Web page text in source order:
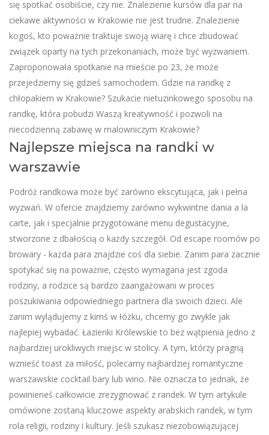
się spotkać osobiście, czy nie. Znalezienie kursów dla par na
ciekawe aktywności w Krakowie nie jest trudne. Znalezienie
kogoś, kto poważnie traktuje swoją wiarę i chce zbudować
związek oparty na tych przekonaniach, może być wyzwaniem.
Zaproponowała spotkanie na mieście po 23, że może
przejedziemy się gdzieś samochodem. Gdzie na randkę z
chłopakiem w Krakowie? Szukacie nietuzinkowego sposobu na
randkę, która pobudzi Waszą kreatywność i pozwoli na
niecodzienną zabawę w malowniczym Krakowie?
Najlepsze miejsca na randki w
warszawie
Podróż randkowa może być zarówno ekscytująca, jak i pełna
wyzwań. W ofercie znajdziemy zarówno wykwintne dania a la
carte, jak i specjalnie przygotowane menu degustacyjne,
stworzone z dbałością o każdy szczegół. Od escape roomów po
browary - każda para znajdzie coś dla siebie. Zanim para zacznie
spotykać się na poważnie, często wymagana jest zgoda
rodziny, a rodzice są bardzo zaangażowani w proces
poszukiwania odpowiedniego partnera dla swoich dzieci. Ale
zanim wylądujemy z kimś w łóżku, chcemy go zwykle jak
najlepiej wybadać. Łazienki Królewskie to bez wątpienia jedno z
najbardziej urokliwych miejsc w stolicy. A tym, którzy pragną
wznieść toast za miłość, polecamy najbardziej romantyczne
warszawskie cocktail bary lub wino. Nie oznacza to jednak, że
powinieneś całkowicie zrezygnować z randek. W tym artykule
omówione zostaną kluczowe aspekty arabskich randek, w tym
rola religii, rodziny i kultury. Jeśli szukasz niezobowiązującej